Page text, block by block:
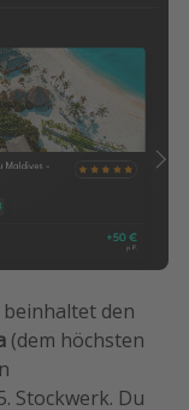
beinhaltet den
(dem höchsten
Stockwerk. Du